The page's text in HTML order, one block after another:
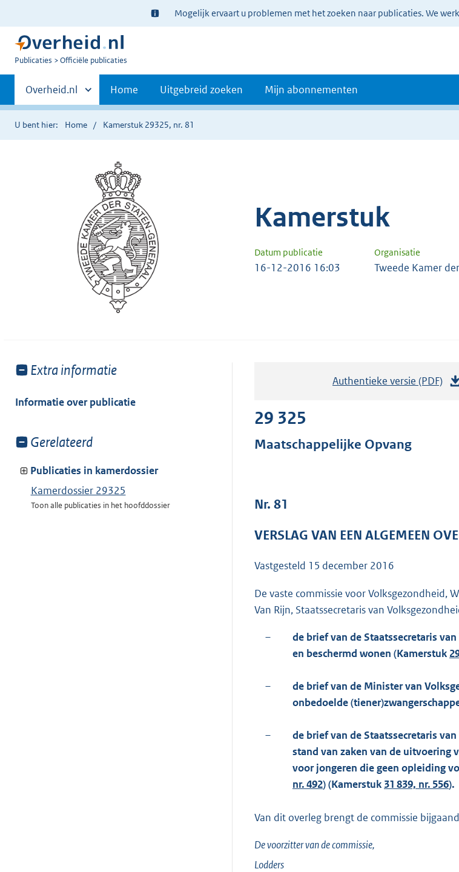
Ter
informatie:
Mogelijk ervaart u problemen met het zoeken naar publicaties. We
U
Publicaties Officiële publicaties
Primaire
navigatie
Andere
sites
binnen
Overheid.nl Home Uitgebreid zoeken Mijn abonnementen
U bent hier: Home Kamerstuk 29325, nr. 81
Kamerstuk
Datum publicatie Organisatie
16-12-2016 16:03 Tweede Kamer
Toon
van:
Extra informatie
Informatie over publicatie
Toon
van:
Gerelateerd
Publicaties in kamerdossier
Kamerdossier 29325
Toon alle publicaties in het hoofddossier
Authentieke versie (PDF)
r
t
e
1
5
K
b
29 325
Maatschappelijke Opvang
Nr. 81
VERSLAG VAN EEN ALGEMEEN
Vastgesteld 15 december 2016
De vaste commissie voor Volksgezondheid,
Van Rijn, Staatssecretaris van
–
de brief van de Staatssecretaris
en beschermd wonen (Kamerstuk
–
de brief van de Minister van
onbedoelde (tiener)
–
de brief van de Staatssecretaris
stand van zaken van de uitvoering
voor jongeren die geen opleiding
nr. 492) (Kamerstuk 31 839, nr. 556).
Van dit overleg brengt de commissie
De voorzitter van de commissie,
Lodders